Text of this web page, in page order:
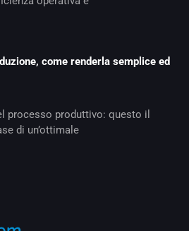
come renderla semplice ed
processo produttivo: questo il
di un’ottimale